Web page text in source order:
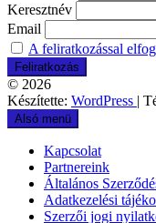
Keresztnév
Email
A feliratkozással
© 2026
Készítette: WordPress |
Alsó menü
Kapcsolat
Partnereink
Általános
Adatkezelési
Szerzői jogi